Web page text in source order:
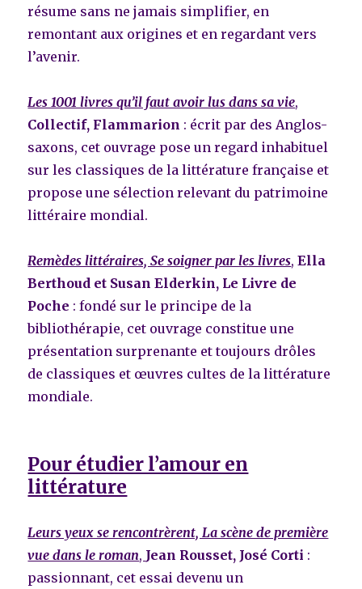
résume sans ne jamais simplifier, en
remontant aux origines et en regardant vers
l’avenir.
Les 1001 livres qu’il faut avoir lus dans sa vie,
Collectif, Flammarion : écrit par des Anglos-
saxons, cet ouvrage pose un regard inhabituel
sur les classiques de la littérature française et
propose une sélection relevant du patrimoine
littéraire mondial.
Remèdes littéraires, Se soigner par les livres,Ella
Berthoud et Susan Elderkin, Le Livre de
Poche : fondé sur le principe de la
bibliothérapie, cet ouvrage constitue une
présentation surprenante et toujours drôles
de classiques et œuvres cultes de la littérature
mondiale.
Pour étudier l’amour en
littérature
Leurs yeux se rencontrèrent, La scène de première
vue dans le roman, Jean Rousset, José Corti :
passionnant, cet essai devenu un